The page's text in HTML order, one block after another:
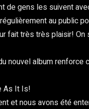
de gens les suivent
au public
fait très très plaisir!
nouvel album
As It Is!
et nous avons été